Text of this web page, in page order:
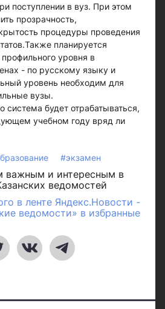
поступлении в вуз. При этом
прозрачность,
процедуры проведения
планируется
уровня в
- по русскому языку и
уровень необходим для
вузы.
система будет отрабатываться,
учебном году вряд ли
#экзамен
важным и интересным в
ведомостей
в ленте Яндекс.Новости -
ведомости» в избранные